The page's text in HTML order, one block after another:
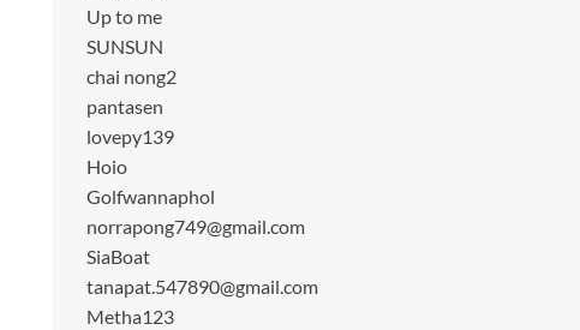
Up to me
SUNSUN
chai nong2
pantasen
lovepy139
Hoio
Golfwannaphol
norrapong749@gmail.com
SiaBoat
tanapat.547890@gmail.com
Metha123